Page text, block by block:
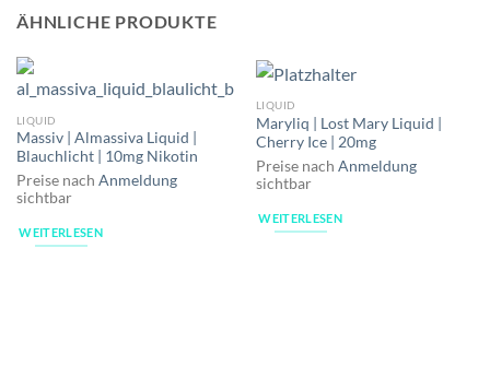
ÄHNLICHE PRODUKTE
LIQUID
Massiv | Almassiva Liquid |
Blauchlicht | 10mg Nikotin
Preise nach Anmeldung
sichtbar
WEITERLESEN
LIQUID
Maryliq | Lost Mary Liquid |
Cherry Ice | 20mg
Preise nach Anmeldung
sichtbar
WEITERLESEN